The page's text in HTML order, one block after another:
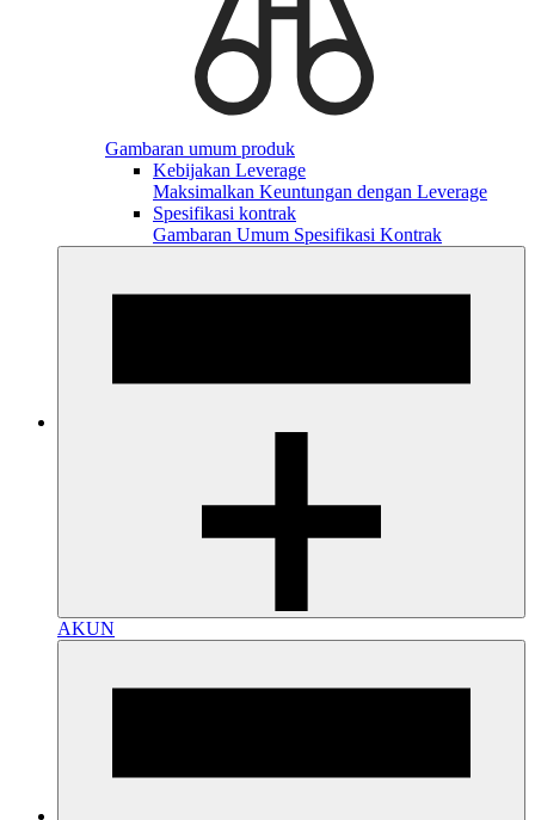
Gambaran umum produk
Kebijakan Leverage
Maksimalkan Keuntungan dengan Leverage
Spesifikasi kontrak
Gambaran Umum Spesifikasi Kontrak
AKUN